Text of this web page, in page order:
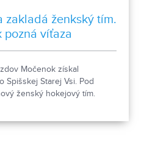
zakladá ženkský tím.
pozná víťaza
Močenok získal
Spišskej Starej Vsi. Pod
ženský hokejový tím.